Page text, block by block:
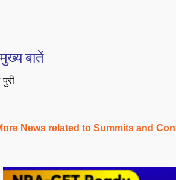
बातें
News related to Summits and